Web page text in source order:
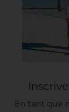
En tant que